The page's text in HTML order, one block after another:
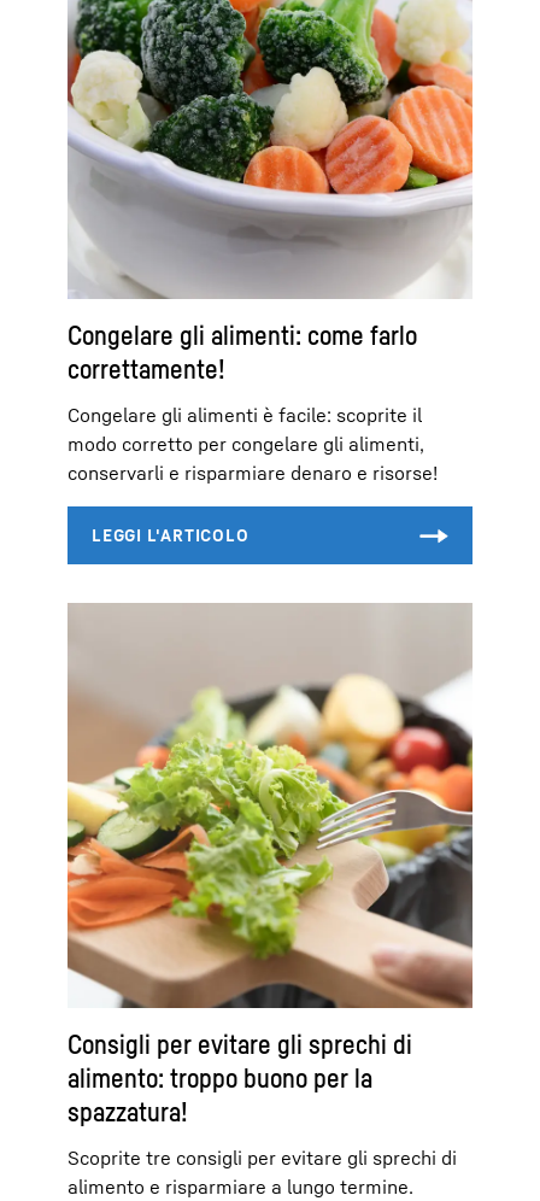
Congelare gli alimenti: come farlo
correttamente!
Congelare gli alimenti è facile: scoprite il
modo corretto per congelare gli alimenti,
conservarli e risparmiare denaro e risorse!
Consigli per evitare gli sprechi di
alimento: troppo buono per la
spazzatura!
Scoprite tre consigli per evitare gli sprechi di
alimento e risparmiare a lungo termine.